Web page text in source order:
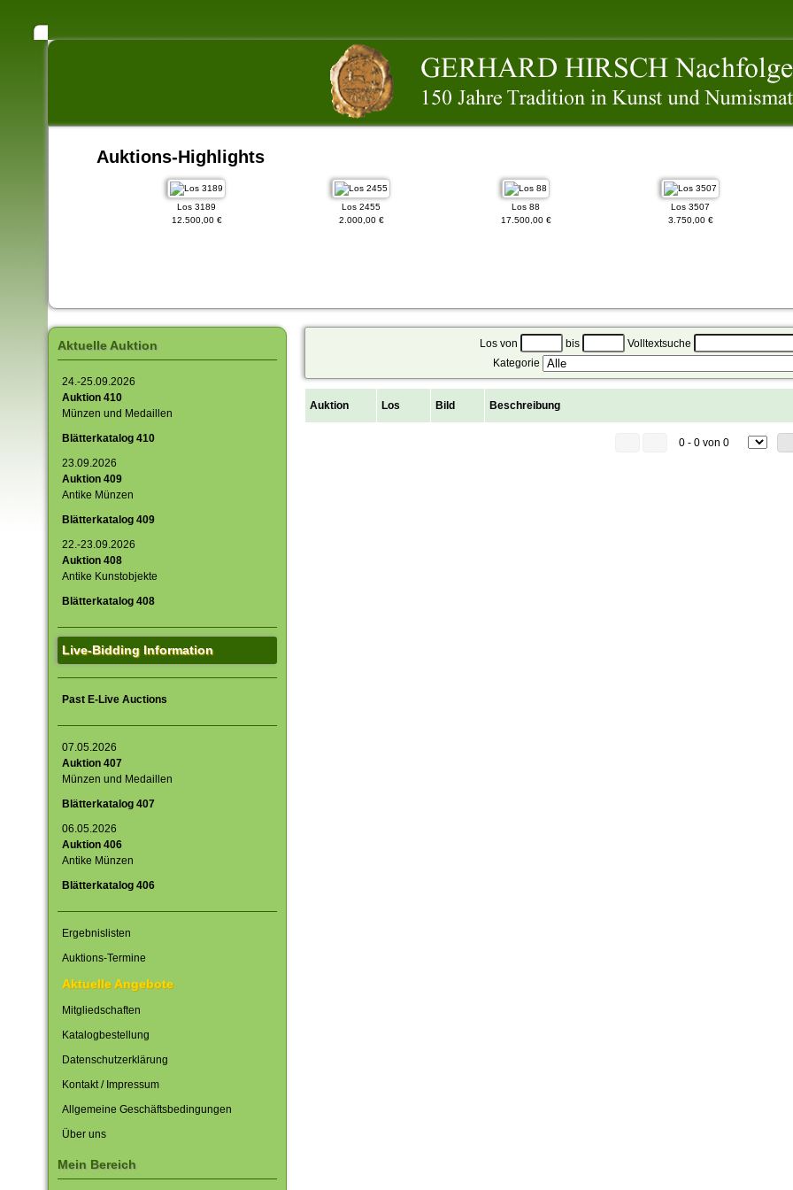
Auktions-Highlights
Los 3189
12.500,00 €
Los 2455
2.000,00 €
Los 88
17.500,00 €
Los 3507
3.750,00 €
Aktuelle Auktion
24.-25.09.2026
Auktion 410
Münzen und Medaillen
Blätterkatalog 410
23.09.2026
Auktion 409
Antike Münzen
Blätterkatalog 409
22.-23.09.2026
Auktion 408
Antike Kunstobjekte
Blätterkatalog 408
Live-Bidding Information
Past E-Live Auctions
07.05.2026
Auktion 407
Münzen und Medaillen
Blätterkatalog 407
06.05.2026
Auktion 406
Antike Münzen
Blätterkatalog 406
Ergebnislisten
Auktions-Termine
Aktuelle Angebote
Mitgliedschaften
Katalogbestellung
Datenschutzerklärung
Kontakt / Impressum
Allgemeine Geschäftsbedingungen
Über uns
Mein Bereich
Los von bis
Volltextsuche
Kategorie
Auktion Los Bild Beschreibung
0 - 0 von 0